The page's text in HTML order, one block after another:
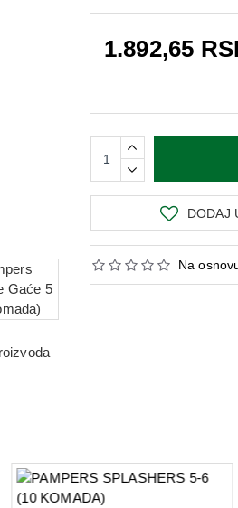
Na
1.892,65
DODAJ